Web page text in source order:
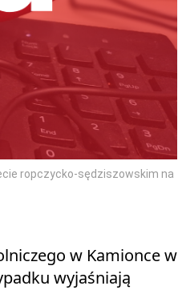
ropczycko-sędziszowskim na
w Kamionce w
wyjaśniają